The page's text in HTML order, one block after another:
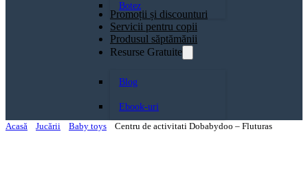
Botez
Promoții și discounturi
Servicii pentru copii
Produsul săptămănii
Resurse Gratuite
Blog
Ebook-uri
Acasă
Jucării Baby toys Centru de activitati Dobabydoo – Fluturas